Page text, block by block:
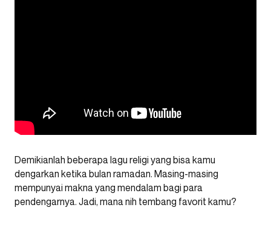
Demikianlah beberapa lagu religi yang bisa kamu
dengarkan ketika bulan ramadan. Masing-masing
mempunyai makna yang mendalam bagi para
pendengarnya. Jadi, mana nih tembang favorit kamu?